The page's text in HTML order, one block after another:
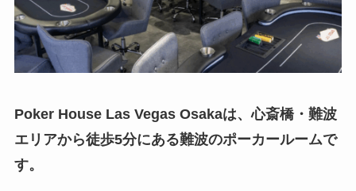
Poker House Las Vegas Osakaは、心斎橋・難波
エリアから徒歩5分にある難波のポーカールームで
す。